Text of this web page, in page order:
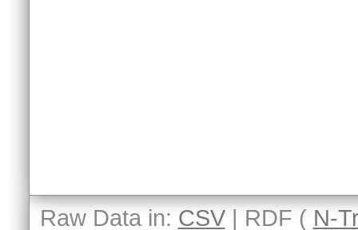
Raw Data in: CSV| RDF ( N-